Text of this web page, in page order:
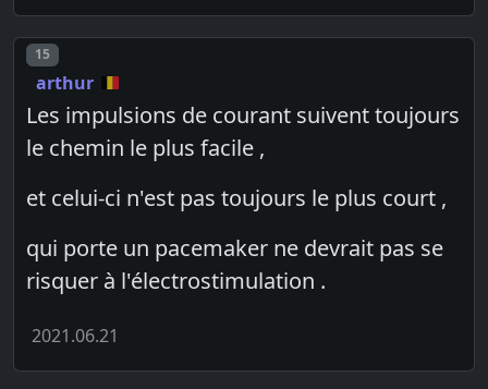
Post number
15
arthur
Les impulsions de courant suivent toujours
le chemin le plus facile ,
et celui-ci n'est pas toujours le plus court ,
qui porte un pacemaker ne devrait pas se
risquer à l'électrostimulation .
2021.06.21